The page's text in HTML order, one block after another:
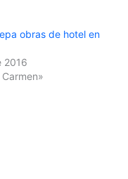
obras de hotel en
2016